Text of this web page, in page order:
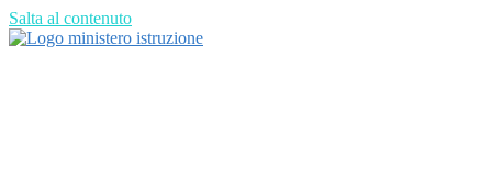
Salta al contenuto